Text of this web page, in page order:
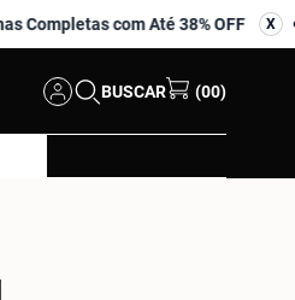
X
com Até 38% OFF
X
BUSCAR (00)